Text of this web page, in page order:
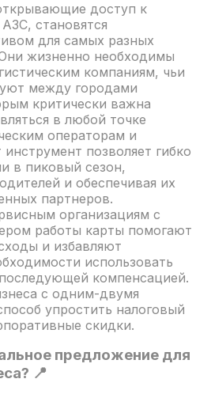
доступ к
становятся
для самых разных
жизненно необходимы
компаниям, чьи
между городами
критически важна
в любой точке
операторам и
позволяет гибко
в пиковый сезон,
и обеспечивая их
партнеров.
организациям с
работы карты помогают
и избавляют
использовать
компенсацией.
с одним-двумя
упростить налоговый
скидки.
предложение для
📍